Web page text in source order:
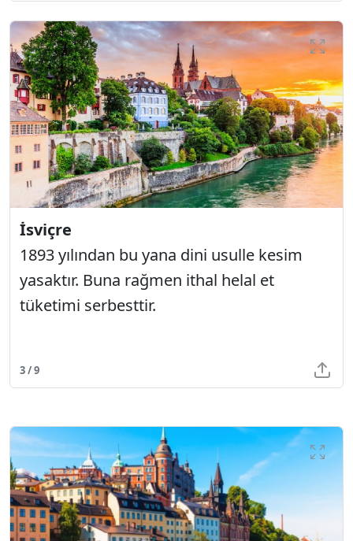
İsviçre
1893 yılından bu yana dini usulle kesim
yasaktır. Buna rağmen ithal helal et
tüketimi serbesttir.
3 / 9